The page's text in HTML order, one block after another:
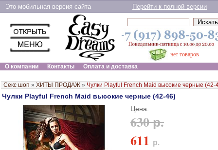
Это мобильная версия сайта Перейти к полной версии
нет товаров
О компании
Контакты Оплата и доставка
Секс шоп » ХИТЫ ПРОДАЖ » Чулки Playful French Maid высокие черные (42-
Чулки Playful French Maid высокие черные (42-46)
Цена:
630 р.
611 р.